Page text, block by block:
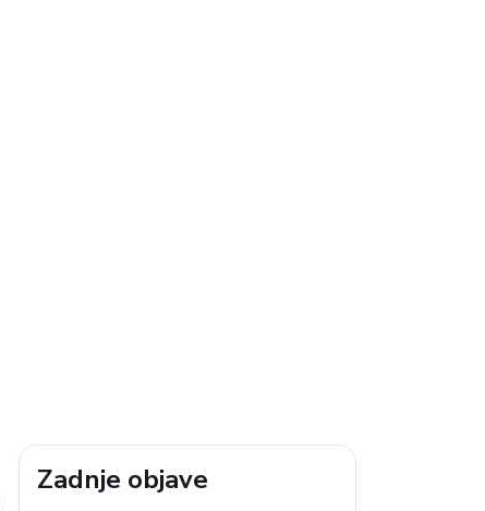
Zadnje objave